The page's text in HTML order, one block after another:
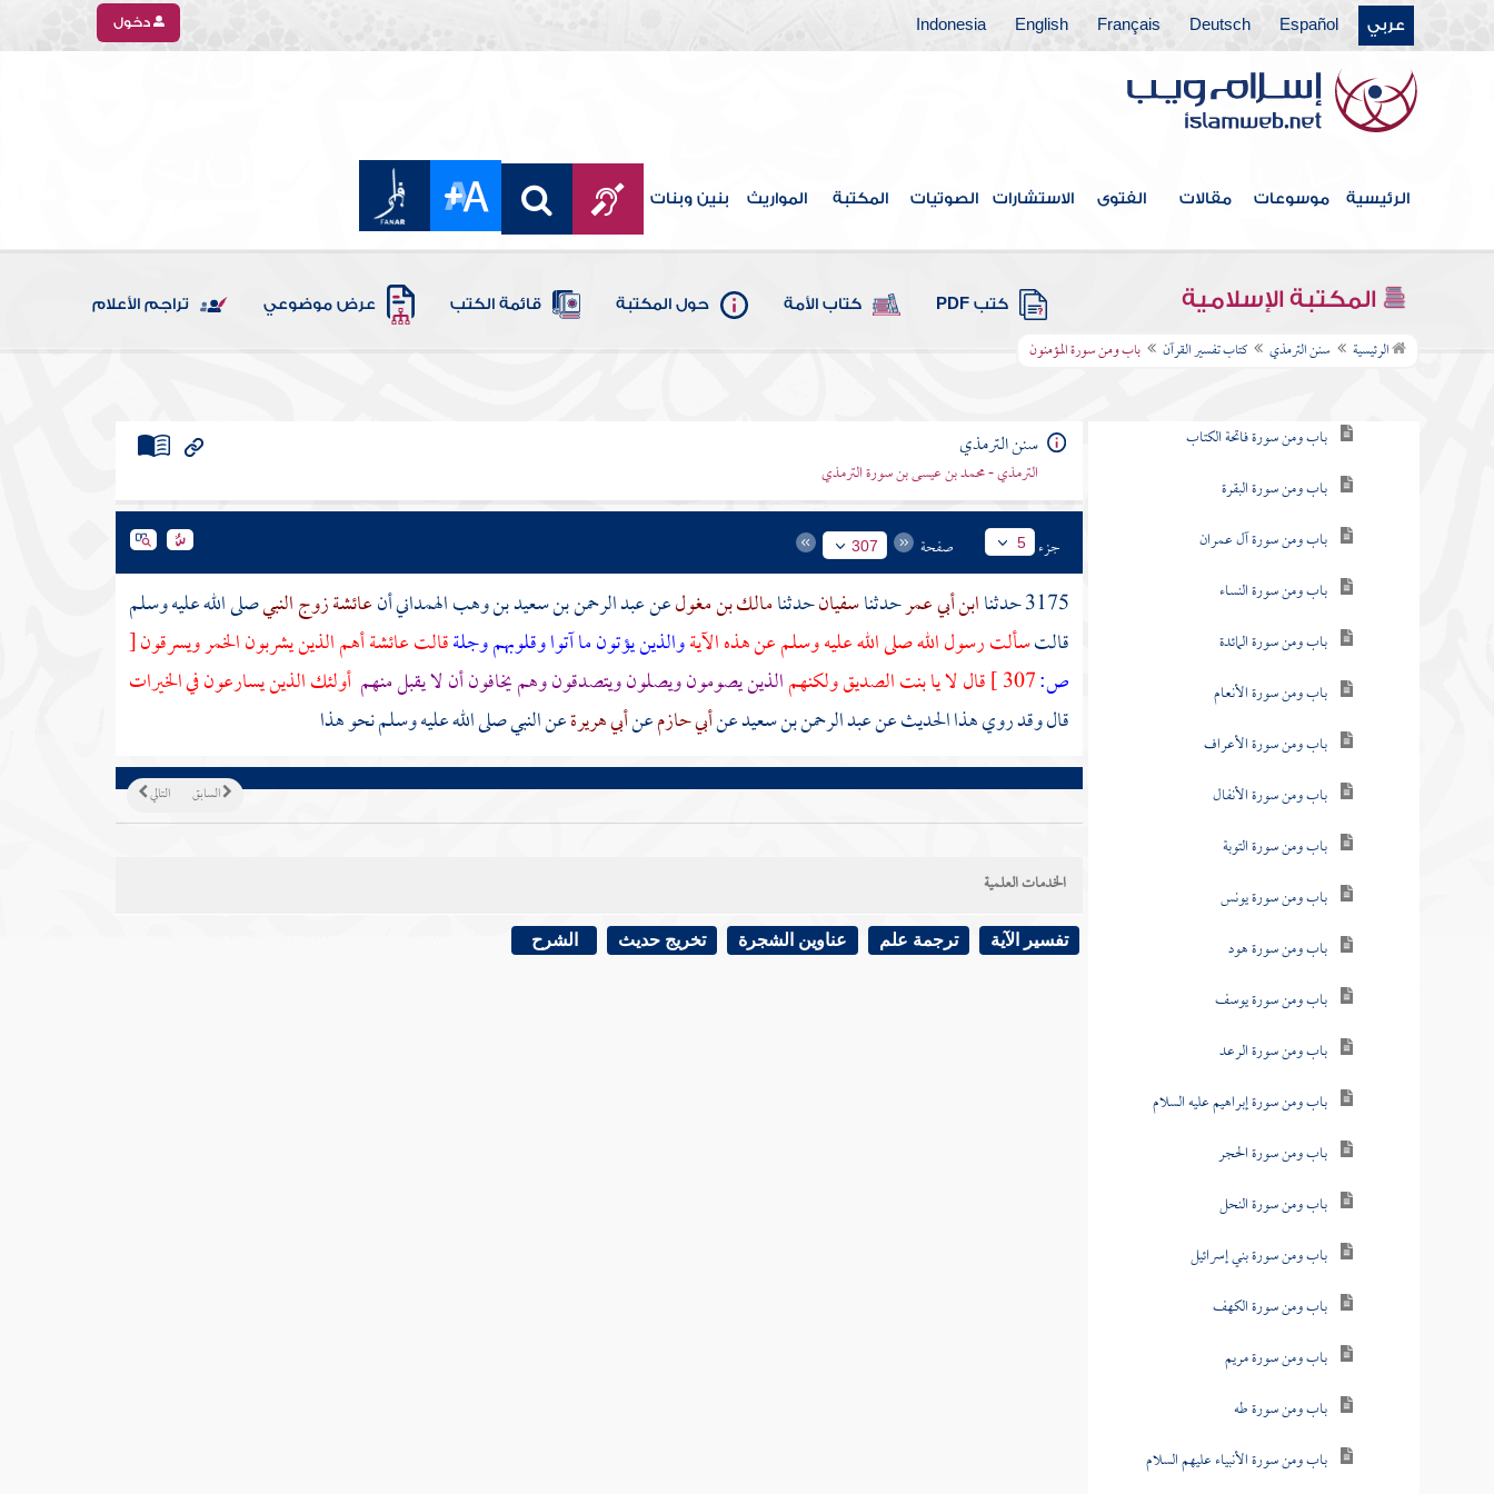
عربي Español
Deutsch
Français
English
Indonesia دخول
الرئيسية موسوعات مقالات الفتوى الاستشارات الصوتيات المكتبة المواريث بنين وبنات
المكتبة الإسلامية كتب PDF كتاب الأمة حول المكتبة قائمة الكتب عرض موضوعي تراجم الأعلام
الرئيسية سنن الترمذي كتاب تفسير القرآن باب ومن سورة المؤمنون
كتاب العلم
كتاب الاستئذان والآداب
كتاب الأدب
كتاب الأمثال
كتاب فضائل القرآن
كتاب القراءات
كتاب تفسير القرآن
باب ومن سورة فاتحة الكتاب
باب ومن سورة البقرة
باب ومن سورة آل عمران
باب ومن سورة النساء
باب ومن سورة المائدة
باب ومن سورة الأنعام
باب ومن سورة الأعراف
باب ومن سورة الأنفال
باب ومن سورة التوبة
باب ومن سورة يونس
باب ومن سورة هود
باب ومن سورة يوسف
باب ومن سورة الرعد
باب ومن سورة إبراهيم عليه السلام
باب ومن سورة الحجر
باب ومن سورة النحل
باب ومن سورة بني إسرائيل
باب ومن سورة الكهف
باب ومن سورة مريم
باب ومن سورة طه
باب ومن سورة الأنبياء عليهم السلام
سنن الترمذي
الترمذي - محمد بن عيسى بن سورة الترمذي
جزء 5 صفحة 307
3175 حدثنا ابن أبي عمرحدثناسفيانحدثنامالك بن مغولعنعبد الرحمن بن سعيد بن وهب الهمدانيأنعائشة زوج النبيصلى الله عليه وسلم
قالتسألت رسول الله صلى الله عليه وسلم عن هذه الآيةوالذين يؤتون ما آتوا وقلوبهم وجلةقالتعائشةأهم الذين يشربون الخمر ويسرقون[
ص:
قال لا يا بنتالصديقولكنهمالذين يصومون ويصلون ويتصدقون وهم يخافون أن لا يقبل منهم أولئك الذين يسارعون في الخيرات
قال وقد روي هذا الحديث عنعبد الرحمن بن سعيدعنأبي حازمعنأبي هريرةعن النبي صلى الله عليه وسلم نحو هذا
التالي السابق
الخدمات العلمية
تفسير الآية ترجمة علم عناوين الشجرة تخريج حديث الشرح